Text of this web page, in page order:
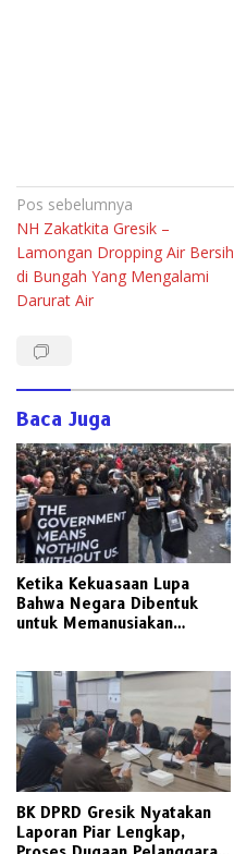
Navigasi
pos
Pos sebelumnya
NH Zakatkita Gresik –
Lamongan Dropping Air Bersih
di Bungah Yang Mengalami
Darurat Air
Baca Juga
Ketika Kekuasaan Lupa
Bahwa Negara Dibentuk
untuk Memanusiakan
BK DPRD Gresik Nyatakan
Laporan Piar Lengkap,